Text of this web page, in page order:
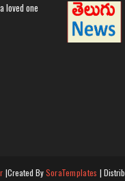
loved one
|Created BySoraTemplates |